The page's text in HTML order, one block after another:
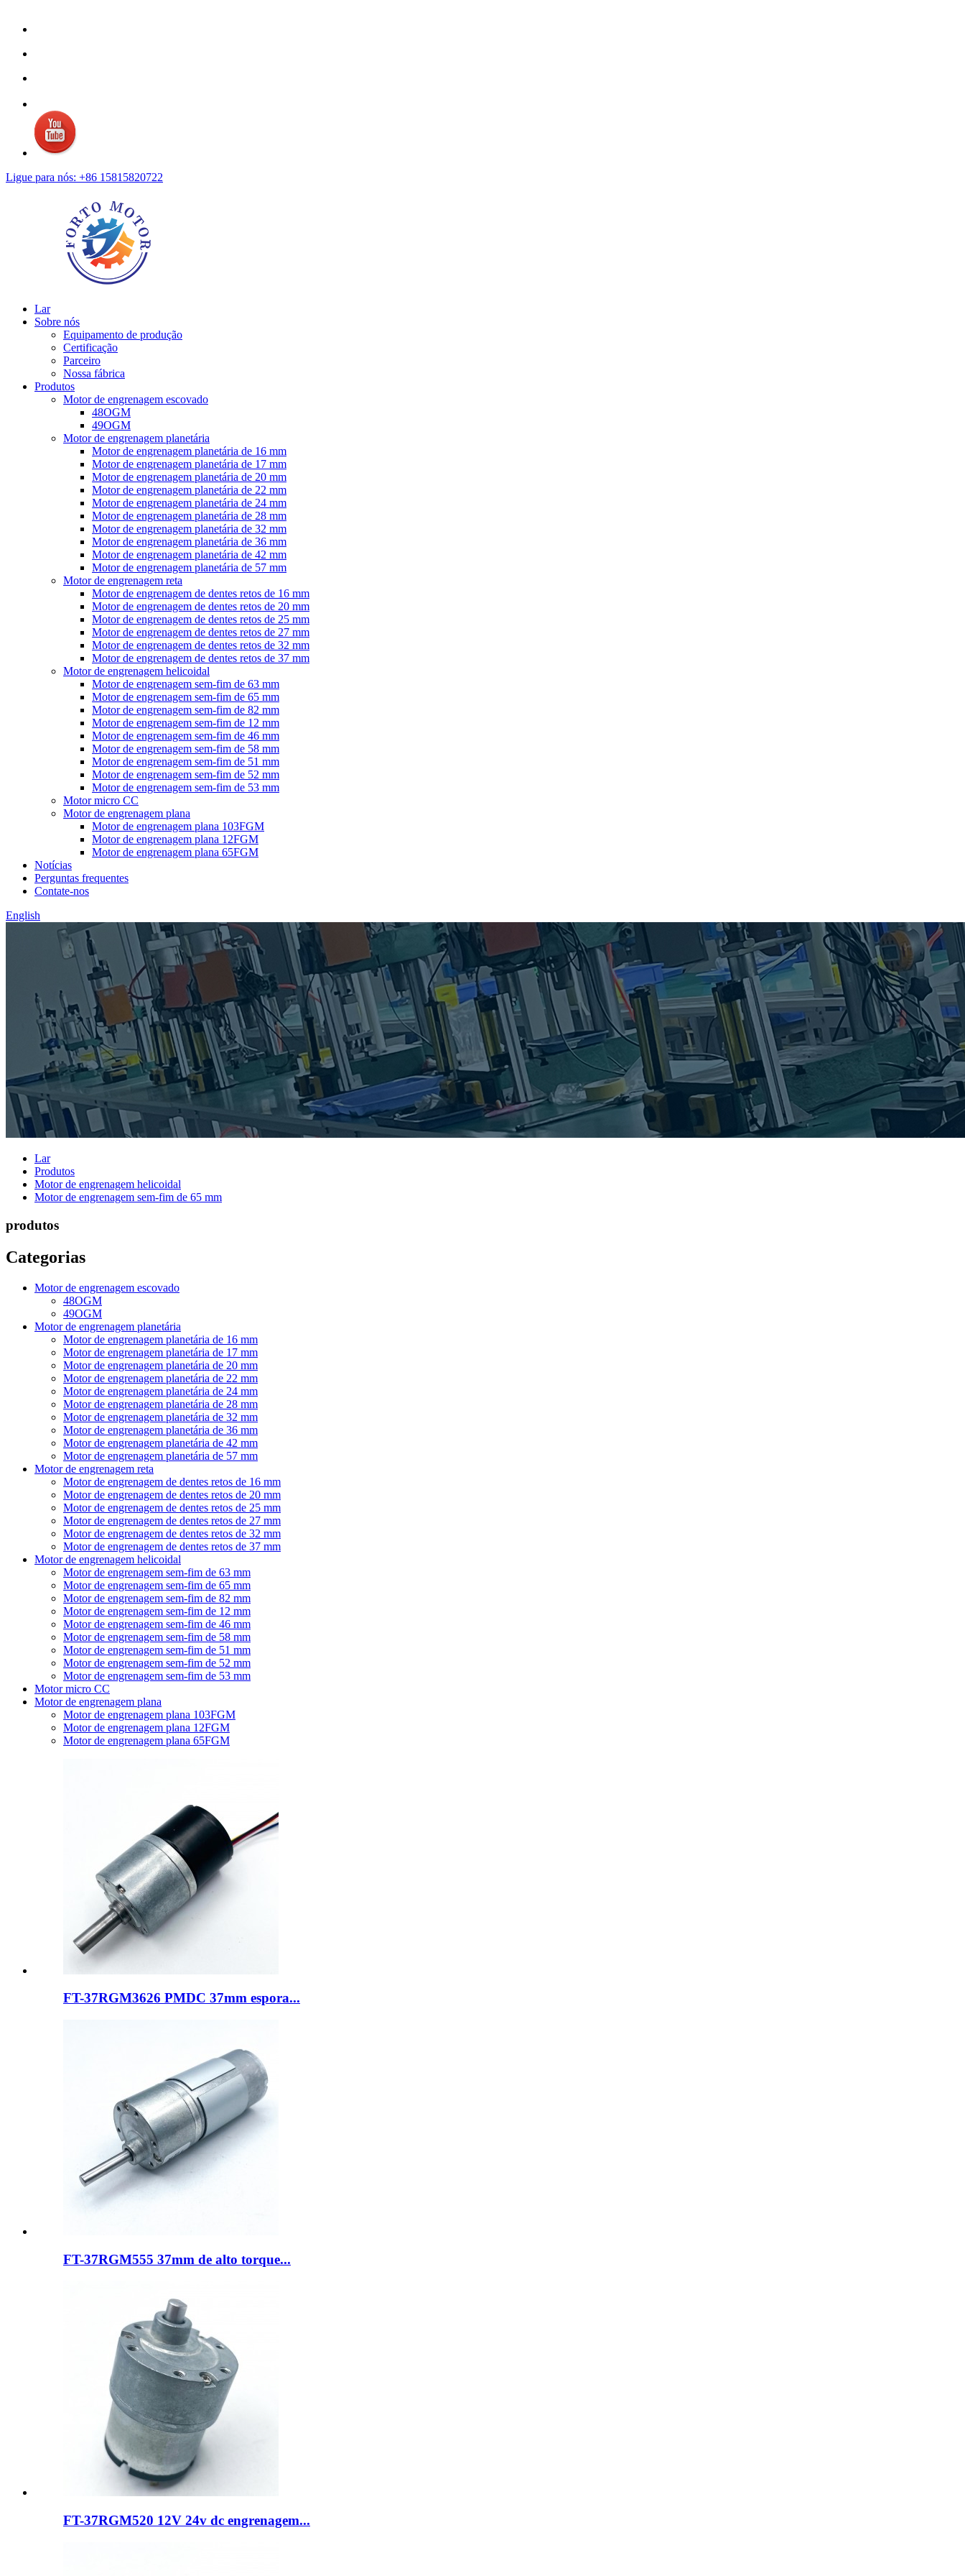
Ligue para nós: +86 15815820722
Lar
Sobre nós
Equipamento de produção
Certificação
Parceiro
Nossa fábrica
Produtos
Motor de engrenagem escovado
48OGM
49OGM
Motor de engrenagem planetária
Motor de engrenagem planetária de 16 mm
Motor de engrenagem planetária de 17 mm
Motor de engrenagem planetária de 20 mm
Motor de engrenagem planetária de 22 mm
Motor de engrenagem planetária de 24 mm
Motor de engrenagem planetária de 28 mm
Motor de engrenagem planetária de 32 mm
Motor de engrenagem planetária de 36 mm
Motor de engrenagem planetária de 42 mm
Motor de engrenagem planetária de 57 mm
Motor de engrenagem reta
Motor de engrenagem de dentes retos de 16 mm
Motor de engrenagem de dentes retos de 20 mm
Motor de engrenagem de dentes retos de 25 mm
Motor de engrenagem de dentes retos de 27 mm
Motor de engrenagem de dentes retos de 32 mm
Motor de engrenagem de dentes retos de 37 mm
Motor de engrenagem helicoidal
Motor de engrenagem sem-fim de 63 mm
Motor de engrenagem sem-fim de 65 mm
Motor de engrenagem sem-fim de 82 mm
Motor de engrenagem sem-fim de 12 mm
Motor de engrenagem sem-fim de 46 mm
Motor de engrenagem sem-fim de 58 mm
Motor de engrenagem sem-fim de 51 mm
Motor de engrenagem sem-fim de 52 mm
Motor de engrenagem sem-fim de 53 mm
Motor micro CC
Motor de engrenagem plana
Motor de engrenagem plana 103FGM
Motor de engrenagem plana 12FGM
Motor de engrenagem plana 65FGM
Notícias
Perguntas frequentes
Contate-nos
English
Lar
Produtos
Motor de engrenagem helicoidal
Motor de engrenagem sem-fim de 65 mm
produtos
Categorias
Motor de engrenagem escovado
48OGM
49OGM
Motor de engrenagem planetária
Motor de engrenagem planetária de 16 mm
Motor de engrenagem planetária de 17 mm
Motor de engrenagem planetária de 20 mm
Motor de engrenagem planetária de 22 mm
Motor de engrenagem planetária de 24 mm
Motor de engrenagem planetária de 28 mm
Motor de engrenagem planetária de 32 mm
Motor de engrenagem planetária de 36 mm
Motor de engrenagem planetária de 42 mm
Motor de engrenagem planetária de 57 mm
Motor de engrenagem reta
Motor de engrenagem de dentes retos de 16 mm
Motor de engrenagem de dentes retos de 20 mm
Motor de engrenagem de dentes retos de 25 mm
Motor de engrenagem de dentes retos de 27 mm
Motor de engrenagem de dentes retos de 32 mm
Motor de engrenagem de dentes retos de 37 mm
Motor de engrenagem helicoidal
Motor de engrenagem sem-fim de 63 mm
Motor de engrenagem sem-fim de 65 mm
Motor de engrenagem sem-fim de 82 mm
Motor de engrenagem sem-fim de 12 mm
Motor de engrenagem sem-fim de 46 mm
Motor de engrenagem sem-fim de 58 mm
Motor de engrenagem sem-fim de 51 mm
Motor de engrenagem sem-fim de 52 mm
Motor de engrenagem sem-fim de 53 mm
Motor micro CC
Motor de engrenagem plana
Motor de engrenagem plana 103FGM
Motor de engrenagem plana 12FGM
Motor de engrenagem plana 65FGM
FT-37RGM3626 PMDC 37mm espora...
FT-37RGM555 37mm de alto torque...
FT-37RGM520 12V 24v dc engrenagem...